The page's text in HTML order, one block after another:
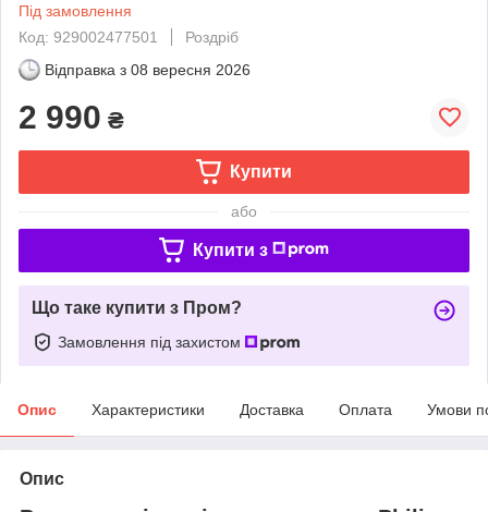
Під замовлення
Код: 929002477501
Роздріб
Відправка з 08 вересня 2026
2 990 ₴
Купити
або
Купити з
Що таке купити з Пром?
Замовлення під захистом
Опис Характеристики Доставка Оплата Умови
Опис